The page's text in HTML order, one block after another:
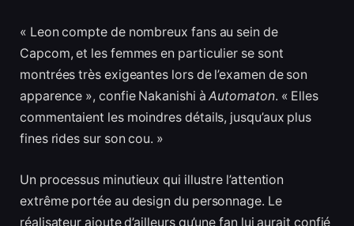
« Leon compte de nombreux fans au sein de
Capcom, et les femmes en particulier se sont
montrées très exigeantes lors de l’examen de son
apparence », confie Nakanishi àAutomaton. « Elles
commentaient les moindres détails, jusqu’aux plus
fines rides sur son cou. »
Un processus minutieux qui illustre l’attention
extrême portée au design du personnage. Le
réalisateur ajoute d’ailleurs qu’une fan lui aurait confié